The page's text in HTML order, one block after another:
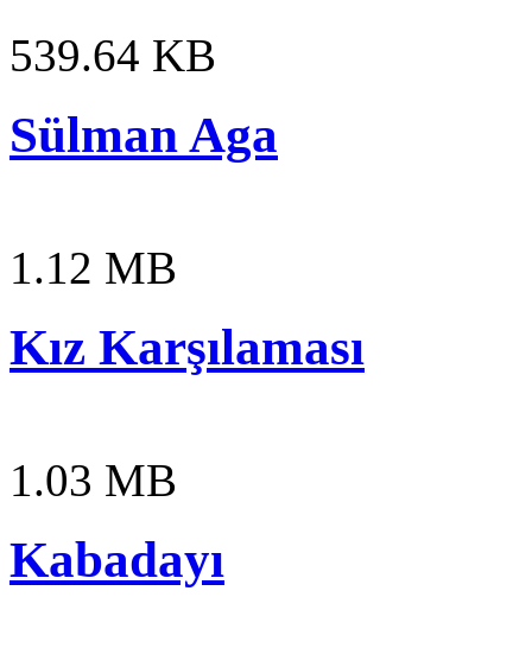
539.64 KB
Sülman Aga
1.12 MB
Kız Karşılaması
1.03 MB
Kabadayı